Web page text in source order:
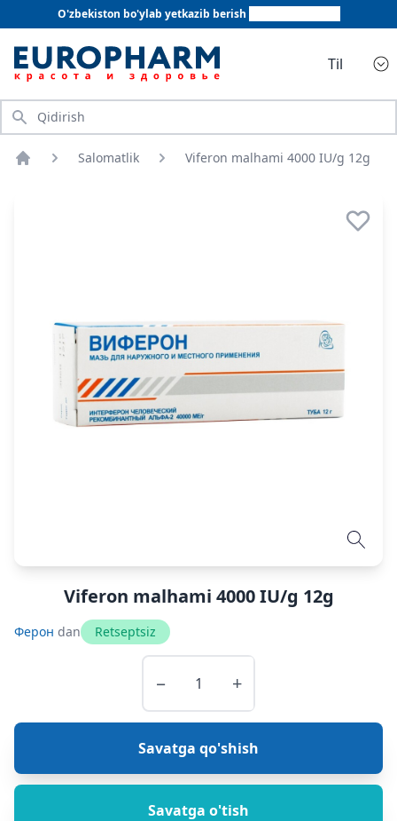
O'zbekiston bo'ylab yetkazib berish
Til
Qidirish
Salomatlik Viferon malhami 4000 IU/g 12g
Viferon malhami 4000 IU/g 12g
Ферон dan Retseptsiz
− +
Savatga qo'shish
Savatga o'tish